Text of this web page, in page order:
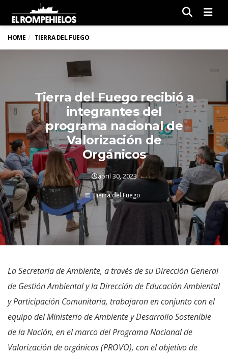
HOME TIERRA DEL FUEGO
Tierra del Fuego recibió a
integrantes del
programa nacional de
Valorización de
Orgánicos
abril 30, 2023
Tierra del Fuego
La Secretaría de Ambiente, a través de su Dirección General
de Gestión Ambiental y la Dirección de Educación Ambiental
y Participación Comunitaria, trabajaron en conjunto con el
equipo del Ministerio de Ambiente y Desarrollo Sostenible
de la Nación, en el marco del Programa Nacional de
Valorización de orgánicos (PROVO), con el objetivo de